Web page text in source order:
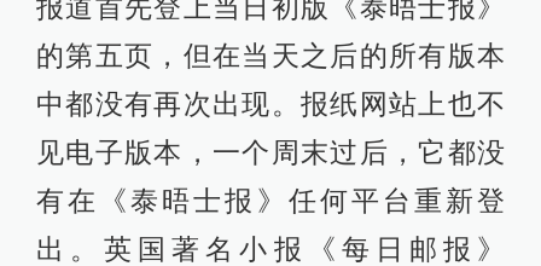
报道首先登上当日初版《泰晤士报》
的第五页，但在当天之后的所有版本
中都没有再次出现。报纸网站上也不
见电子版本，一个周末过后，它都没
有在《泰晤士报》任何平台重新登
出。英国著名小报《每日邮报》